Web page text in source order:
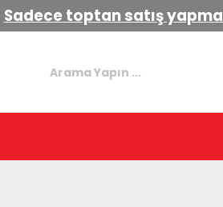
Sadece toptan satış